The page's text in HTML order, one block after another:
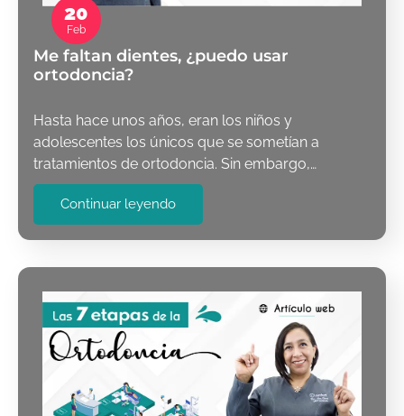
20
Feb
Me faltan dientes, ¿puedo usar
ortodoncia?
Hasta hace unos años, eran los niños y
adolescentes los únicos que se sometían a
tratamientos de ortodoncia. Sin embargo,…
Continuar leyendo